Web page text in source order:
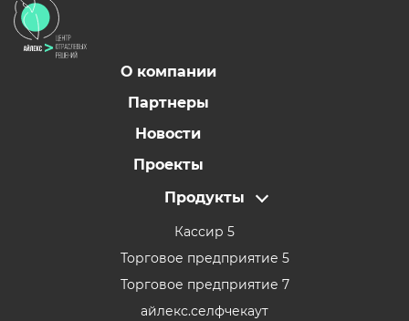
О компании
Партнеры
Новости
Проекты
Продукты
Кассир 5
Торговое предприятие 5
Торговое предприятие 7
айлекс.селфчекаут